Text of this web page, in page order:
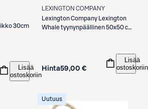
Lisää
ostoskoriin
LEXINGTON COMPANY
Lexington Company
Lexington
Whale tyynynpäällinen 50x50 cm
Hinta59,00 €
Lisää
ostoskoriin
Uutuus